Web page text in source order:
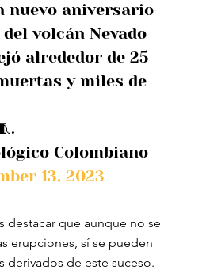
nuevo aniversario
volcán Nevado
alrededor de 25
y miles de
Colombiano
13, 2023
destacar que aunque no se
erupciones, sí se pueden
derivados de este suceso.